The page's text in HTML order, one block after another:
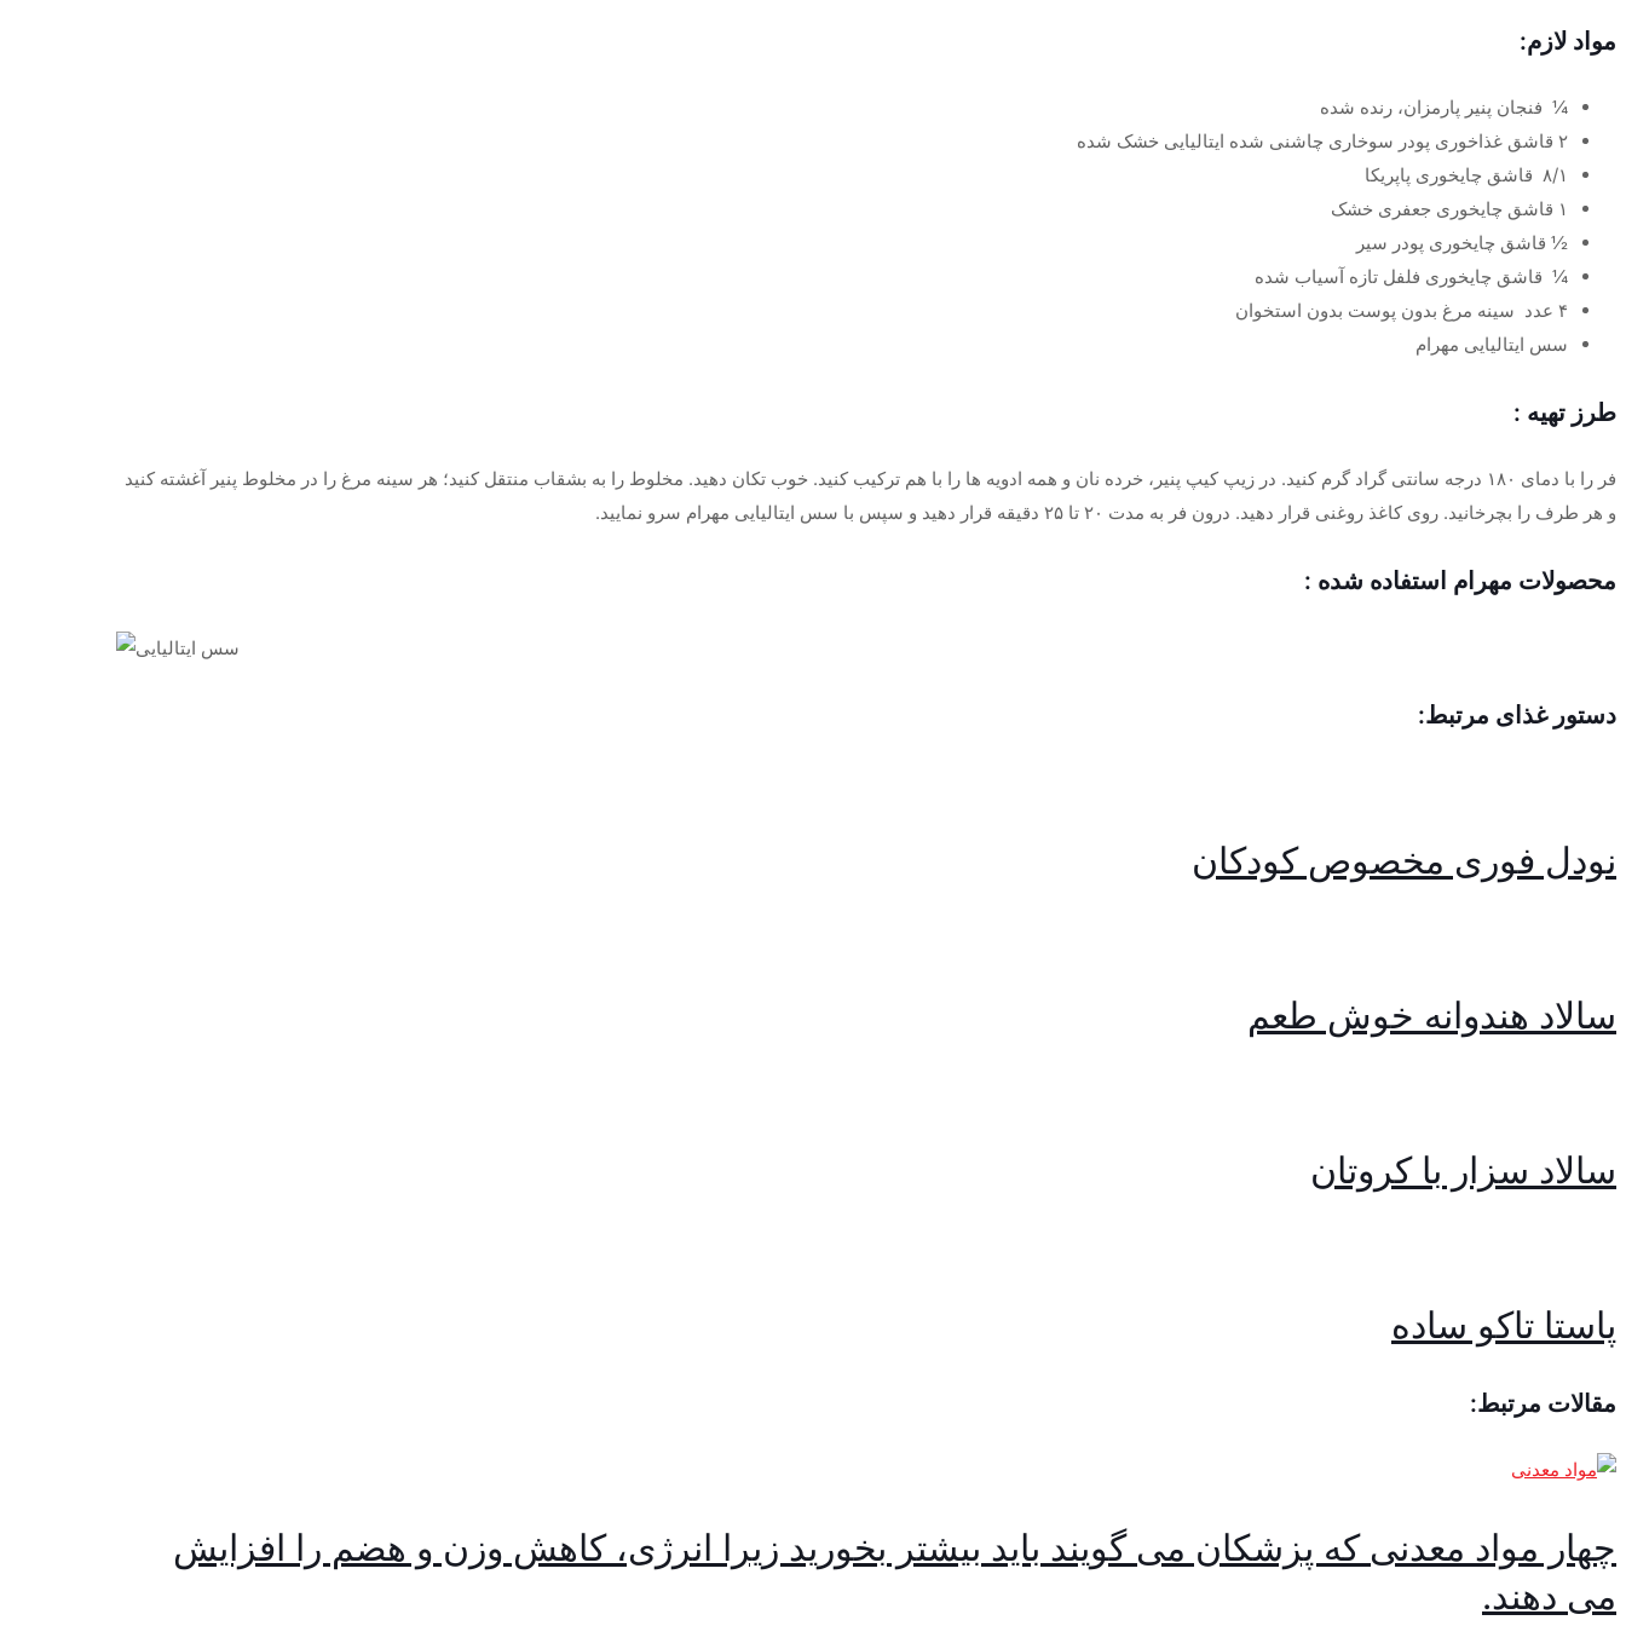
مواد لازم:
¼ فنجان پنیر پارمزان، رنده شده
۲ قاشق غذاخوری پودر سوخاری چاشنی شده ایتالیایی خشک شده
۸/۱ قاشق چایخوری پاپریکا
۱ قاشق چایخوری جعفری خشک
½ قاشق چایخوری پودر سیر
¼ قاشق چایخوری فلفل تازه آسیاب شده
۴ عدد سینه مرغ بدون پوست بدون استخوان
سس ایتالیایی مهرام
طرز تهیه :
فر را با دمای ۱۸۰ درجه سانتی گراد گرم کنید. در زیپ کیپ پنیر، خرده نان و همه ادویه ها را با هم ترکیب کنید. خوب تکان دهید. مخلوط را به بشقاب منتقل کنید؛ هر سینه مرغ را در مخلوط پنیر آغشته کنید
و هر طرف را بچرخانید. روی کاغذ روغنی قرار دهید. درون فر به مدت ۲۰ تا ۲۵ دقیقه قرار دهید و سپس با سس ایتالیایی مهرام سرو نمایید.
محصولات مهرام استفاده شده :
دستور غذای مرتبط:
نودل فوری مخصوص کودکان
سالاد هندوانه خوش طعم
سالاد سزار با کروتان
پاستا تاکو ساده
مقالات مرتبط:
چهار مواد معدنی که پزشکان می گویند باید بیشتر بخورید زیرا انرژی، کاهش وزن و هضم را افزایش
می دهند.